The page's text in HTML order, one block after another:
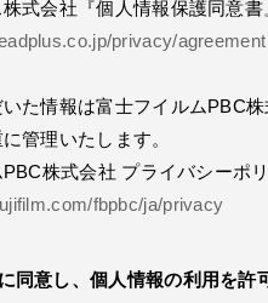
式会社『個人情報保護同意書
privacy/agreement
た情報は富士フイルムPBC
管理いたします。
株式会社 プライバシーポ
fbpbc/ja/privacy
同意し、個人情報の利用を許